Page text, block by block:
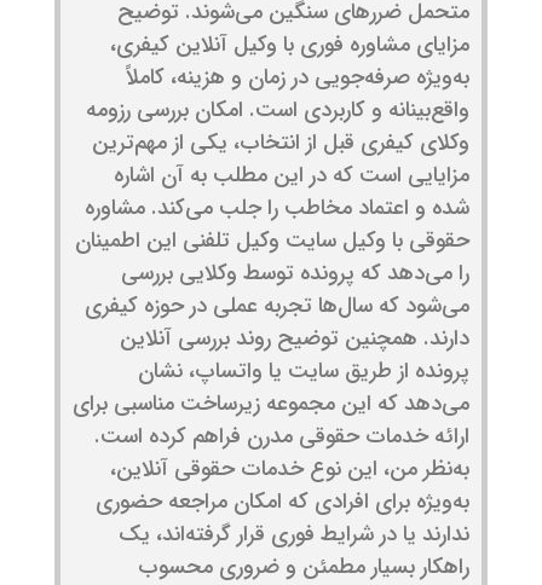
متحمل ضررهای سنگین می‌شوند. توضیح
مزایای مشاوره فوری با وکیل آنلاین کیفری،
به‌ویژه صرفه‌جویی در زمان و هزینه، کاملاً
واقع‌بینانه و کاربردی است. امکان بررسی رزومه
وکلای کیفری قبل از انتخاب، یکی از مهم‌ترین
مزایایی است که در این مطلب به آن اشاره
شده و اعتماد مخاطب را جلب می‌کند. مشاوره
حقوقی با وکیل سایت وکیل تلفنی این اطمینان
را می‌دهد که پرونده توسط وکلایی بررسی
می‌شود که سال‌ها تجربه عملی در حوزه کیفری
دارند. همچنین توضیح روند بررسی آنلاین
پرونده از طریق سایت یا واتساپ، نشان
می‌دهد که این مجموعه زیرساخت مناسبی برای
ارائه خدمات حقوقی مدرن فراهم کرده است.
به‌نظر من، این نوع خدمات حقوقی آنلاین،
به‌ویژه برای افرادی که امکان مراجعه حضوری
ندارند یا در شرایط فوری قرار گرفته‌اند، یک
راهکار بسیار مطمئن و ضروری محسوب